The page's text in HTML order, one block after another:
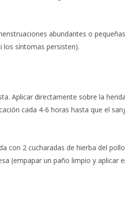
abundantes o
los síntomas persisten).
Aplicar directamente sobre la
cada 4-6 horas hasta que el
con 2 cucharadas de hierba del
(empapar un paño limpio y aplicar